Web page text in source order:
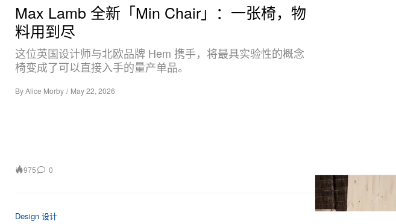
Max Lamb 全新「Min Chair」：一张椅，物
料用到尽
这位英国设计师与北欧品牌 Hem 携手，将最具实验性的概念
椅变成了可以直接入手的量产单品。
ByAlice Morby / May 22, 2026
975 0
Design 设计